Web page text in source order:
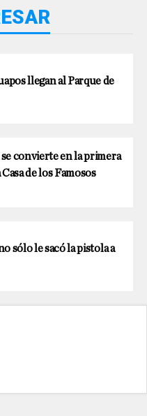
llegan al Parque de
convierte en la primera
de los Famosos
sólo le sacó la pistola a